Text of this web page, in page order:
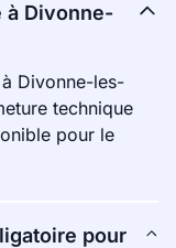
à Divonne-
Divonne-les-
technique
pour le
pour